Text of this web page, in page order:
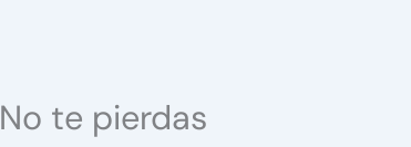
No te pierdas